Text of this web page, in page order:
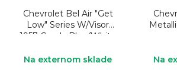
Chevrolet Bel Air "Get
Low" Series W/Visor
1957 Candy Blue/White
Na externom sklade
Na